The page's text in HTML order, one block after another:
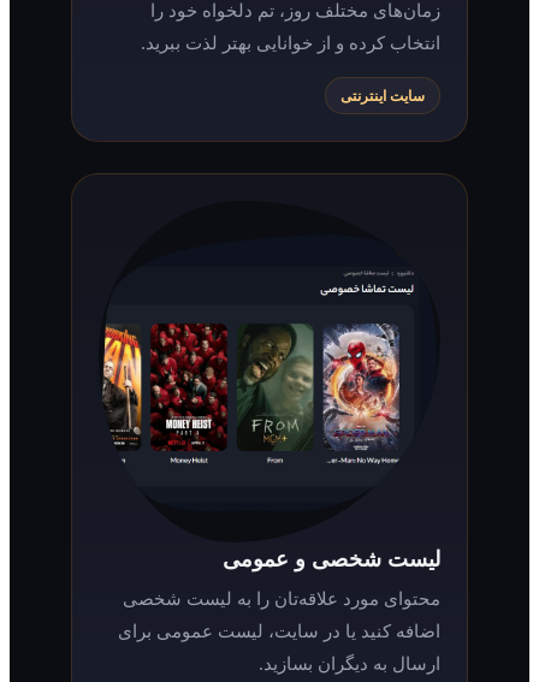
زمان‌های مختلف روز، تم دلخواه خود را
انتخاب کرده و از خوانایی بهتر لذت ببرید.
سایت اینترنتی
لیست شخصی و عمومی
محتوای مورد علاقه‌تان را به لیست شخصی
اضافه کنید یا در سایت، لیست عمومی برای
ارسال به دیگران بسازید.